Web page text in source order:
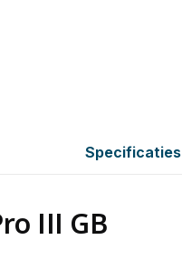
Specificaties
III GB